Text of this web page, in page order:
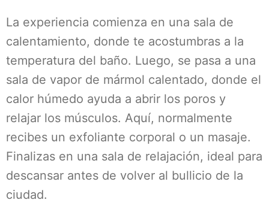
La experiencia comienza en una sala de
calentamiento, donde te acostumbras a la
temperatura del baño. Luego, se pasa a una
sala de vapor de mármol calentado, donde el
calor húmedo ayuda a abrir los poros y
relajar los músculos. Aquí, normalmente
recibes un exfoliante corporal o un masaje.
Finalizas en una sala de relajación, ideal para
descansar antes de volver al bullicio de la
ciudad.